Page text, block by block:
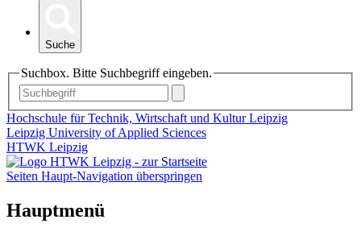
Suche
Suchbox. Bitte Suchbegriff eingeben.
Hochschule für Technik, Wirtschaft und Kultur Leipzig
Leipzig University of Applied Sciences
HTWK Leipzig
Seiten Haupt-Navigation überspringen
Hauptmenü